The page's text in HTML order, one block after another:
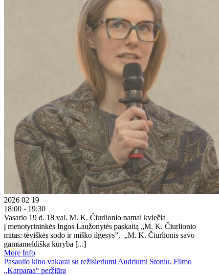
2026 02 19
18:00 - 19:30
Vasario 19 d. 18 val. M. K. Čiurlionio namai kviečia
į menotyrininkės Ingos Laužonytės paskaitą „M. K. Čiurlionio
mitas: tėviškės sodo ir miško ilgesys”. „M. K. Čiurlionis savo
gamtameldiška kūryba [...]
More Info
Pasaulio kino vakarai su režisieriumi Audriumi Stoniu. Filmo
„Karparaa“ peržiūra